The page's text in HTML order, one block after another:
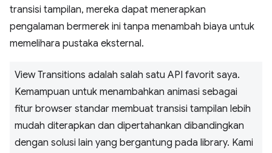
transisi tampilan, mereka dapat menerapkan
pengalaman bermerek ini tanpa menambah biaya untuk
memelihara pustaka eksternal.
View Transitions adalah salah satu API favorit saya.
Kemampuan untuk menambahkan animasi sebagai
fitur browser standar membuat transisi tampilan lebih
mudah diterapkan dan dipertahankan dibandingkan
dengan solusi lain yang bergantung pada library. Kami